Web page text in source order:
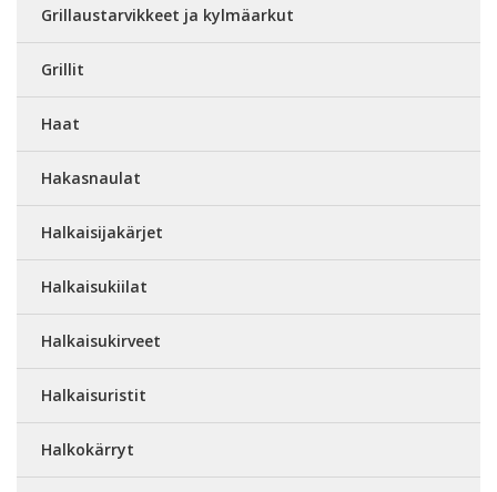
Grillaustarvikkeet ja kylmäarkut
Grillit
Haat
Hakasnaulat
Halkaisijakärjet
Halkaisukiilat
Halkaisukirveet
Halkaisuristit
Halkokärryt